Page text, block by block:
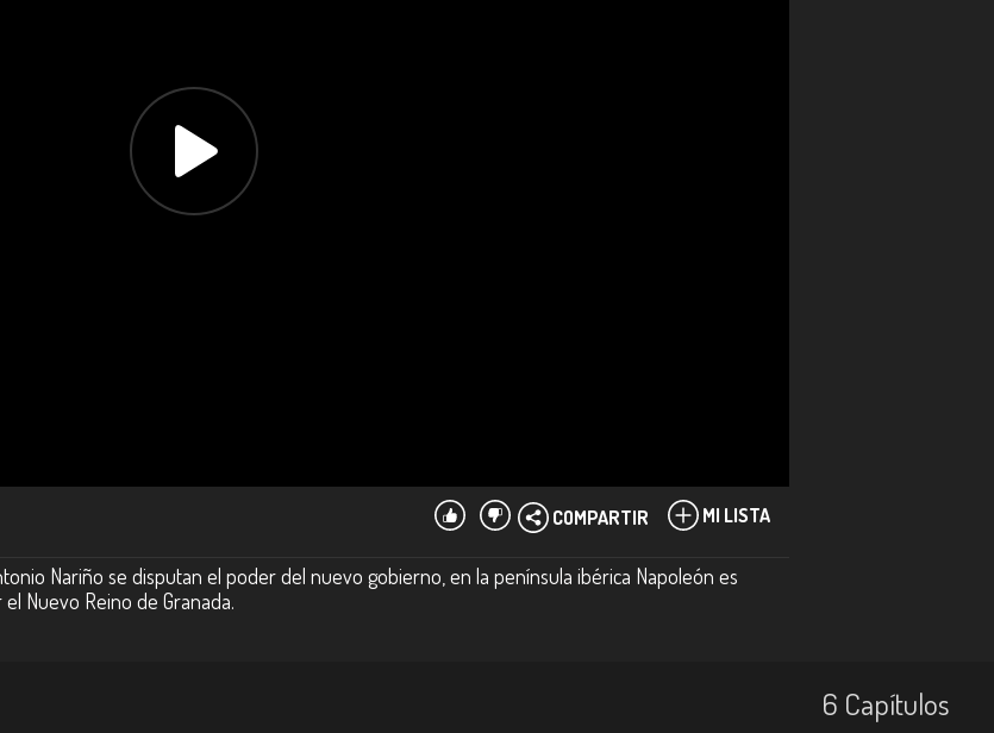
MI LISTA
COMPARTIR
Nariño se disputan el poder del nuevo gobierno, en la península ibérica Napoleón es
Nuevo Reino de Granada.
6 Capí­tulos